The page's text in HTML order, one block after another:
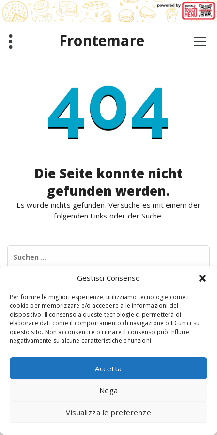
Gestisci Consenso
Per fornire le migliori esperienze, utilizziamo tecnologie come i
cookie per memorizzare e/o accedere alle informazioni del
dispositivo. Il consenso a queste tecnologie ci permetterà di
elaborare dati come il comportamento di navigazione o ID unici su
questo sito. Non acconsentire o ritirare il consenso può influire
negativamente su alcune caratteristiche e funzioni.
Accetta
Nega
Visualizza le preferenze
Zum
Inhalt
springen
Frontemare
404
Die Seite konnte nicht
gefunden werden.
Es wurde nichts gefunden. Versuche es mit einem der
folgenden Links oder der Suche.
© 2020 Digital Touch Menu. Menu realizzato da